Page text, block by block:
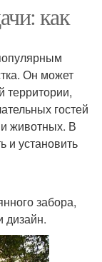
как
Он может
территории,
гостей
животных. В
и установить
забора,
дизайн.